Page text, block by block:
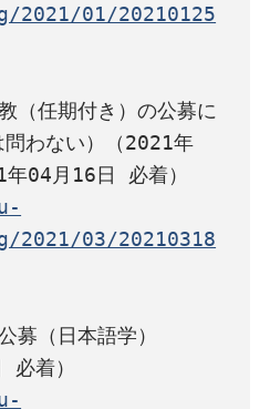
2021/01/20210125
（任期付き）の公募に
わない）（2021年
2021/03/20210318
募（日本語学）